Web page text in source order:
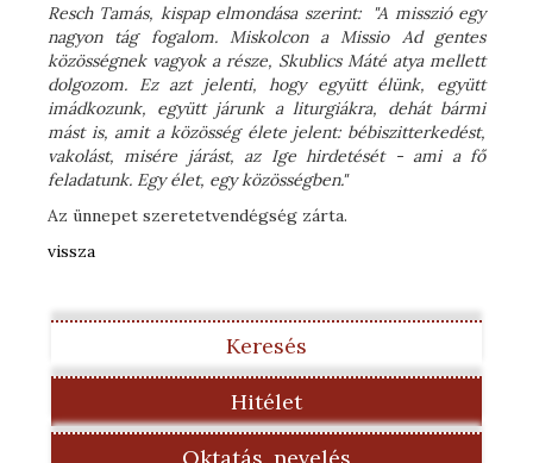
Resch Tamás, kispap elmondása szerint: "A misszió egy
nagyon tág fogalom. Miskolcon a Missio Ad gentes
közösségnek vagyok a része, Skublics Máté atya mellett
dolgozom. Ez azt jelenti, hogy együtt élünk, együtt
imádkozunk, együtt járunk a liturgiákra, dehát bármi
mást is, amit a közösség élete jelent: bébiszitterkedést,
vakolást, misére járást, az Ige hirdetését - ami a fő
feladatunk. Egy élet, egy közösségben."
Az ünnepet szeretetvendégség zárta.
vissza
Keresés
Hitélet
Oktatás, nevelés